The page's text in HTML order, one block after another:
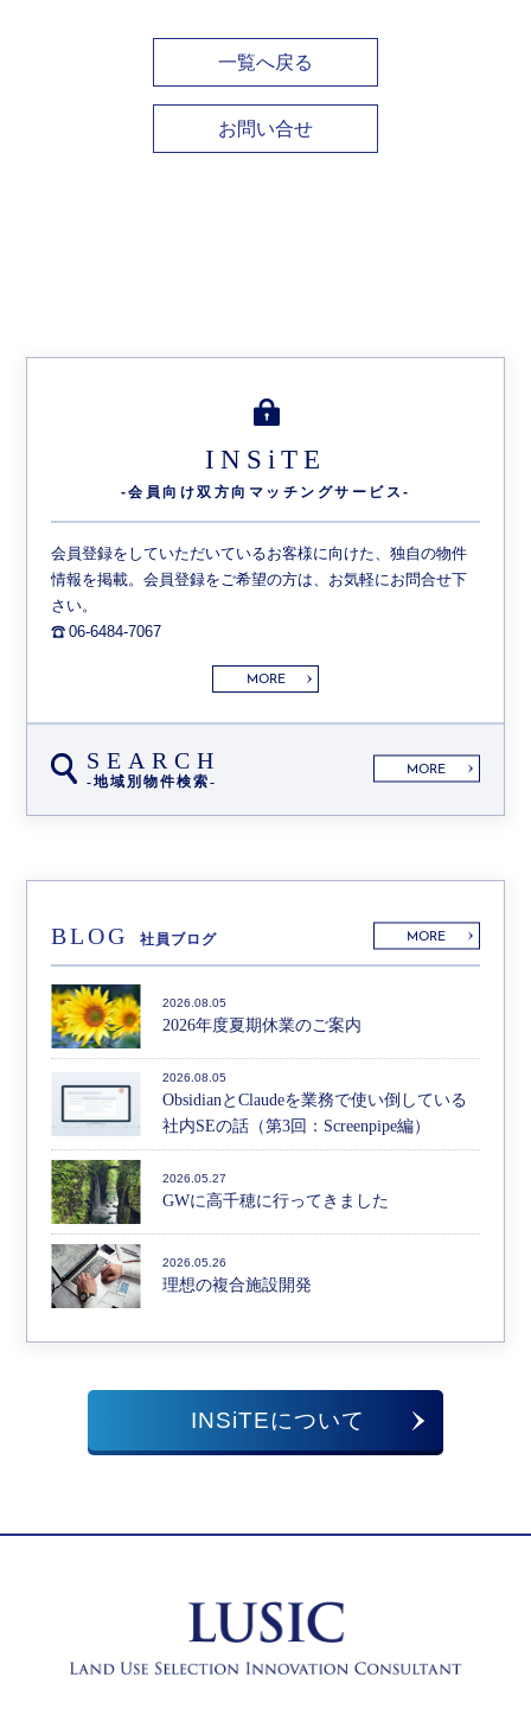
一覧へ戻る
お問い合せ
INSiTE
-会員向け双方向 マッチングサービス-
会員登録をしていただいているお客様に向けた、独自の物件
情報を掲載。会員登録をご希望の方は、お気軽にお問合せ下
さい。
06-6484-7067
MORE
SEARCH
-地域別物件検索-
MORE
BLOG 社員ブログ MORE
2026.08.05
2026年度夏期休業のご案内
2026.08.05
ObsidianとClaudeを業務で使い倒している
社内SEの話（第3回：Screenpipe編）
2026.05.27
GWに高千穂に行ってきました
2026.05.26
理想の複合施設開発
INSiTEについて